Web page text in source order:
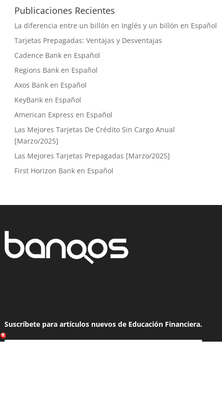
Publicaciones Recientes
La diferencia entre un billón en Inglés y un billón en Español
Tarjetas Prepagadas: Ventajas y Desventajas
Cadence Bank en Español
Regions Bank en Español
Axos Bank en Español
KeyBank en Español
American Express en Español
Las Mejores Tarjetas De Crédito Sin Cargo Anual
[Marzo/2025]
Las Mejores Tarjetas Prepagadas [Marzo/2025]
First Horizon Bank en Español
Suscríbete para artículos nuevos de Educación Financiera.